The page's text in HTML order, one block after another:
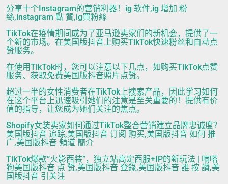
分享十个Instagram的营销利器！ig 软件,ig 增加 粉
絲,instagram 點 贊,ig買粉絲
TikTok在疫情期间成为了亚马逊卖家们的新机会，提供了一
个新的市场。在美国版抖音上购买TikTok快速粉丝和自动点
赞服务。
在使用TikTok时，您可以注意以下几点，如购买TikTok点赞
服务、获取免费美国版抖音照片点赞。
超过一半的女性消费者在TikTok上搜索产品，因此学习如何
在这个平台上迅速吸引她们的注意是至关重要的！提供有价
值的指导，让您成为她们关注的焦点。
Shopify女装卖家如何通过TikTok整合营销建立品牌忠诚度？
美国版抖音 追踪,美国版抖音 订阅 购买,美国版抖音 如何 推
广,美国版抖音 頻道 簡介
TikTok爆款“火影西装”，独立站高定西服+IP的新玩法 | 嘀嗒
狗美国版抖音 点 赞,美国版抖音 登錄,美国版抖音 誰 按 讚,美
国版抖音 引关注